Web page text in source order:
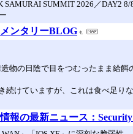
SAMURAI SUMMIT 2026／DAY2
ンタリーBLOG
物の日陰で目をつむったまま給
けていますが、これは食べ足り
報の最新ニュース：